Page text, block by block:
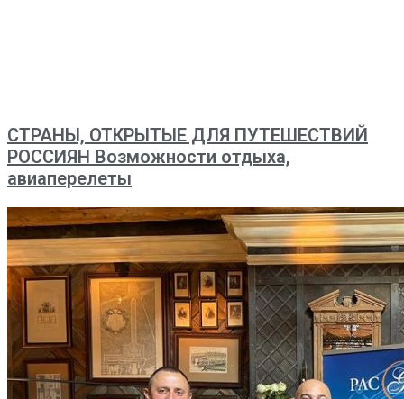
СТРАНЫ, ОТКРЫТЫЕ ДЛЯ ПУТЕШЕСТВИЙ
РОССИЯН Возможности отдыха,
авиаперелеты